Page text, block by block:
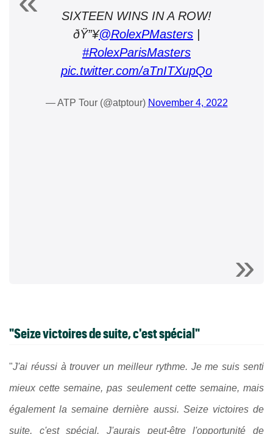
SIXTEEN WINS IN A ROW!
ðŸ”¥@RolexPMasters
#RolexParisMasters
pic.twitter.com/aTnITXupQo
— ATP Tour (@atptour) November 4, 2022
"Seize victoires de suite, c'est spécial"
"J'ai réussi à trouver un meilleur rythme. Je me suis senti
mieux cette semaine, pas seulement cette semaine, mais
également la semaine dernière aussi. Seize victoires de
suite, c'est spécial. J'aurais peut-être l'opportunité de